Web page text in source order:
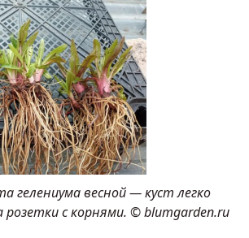
гелениума весной — куст легко
розетки с корнями. © blumgarden.ru